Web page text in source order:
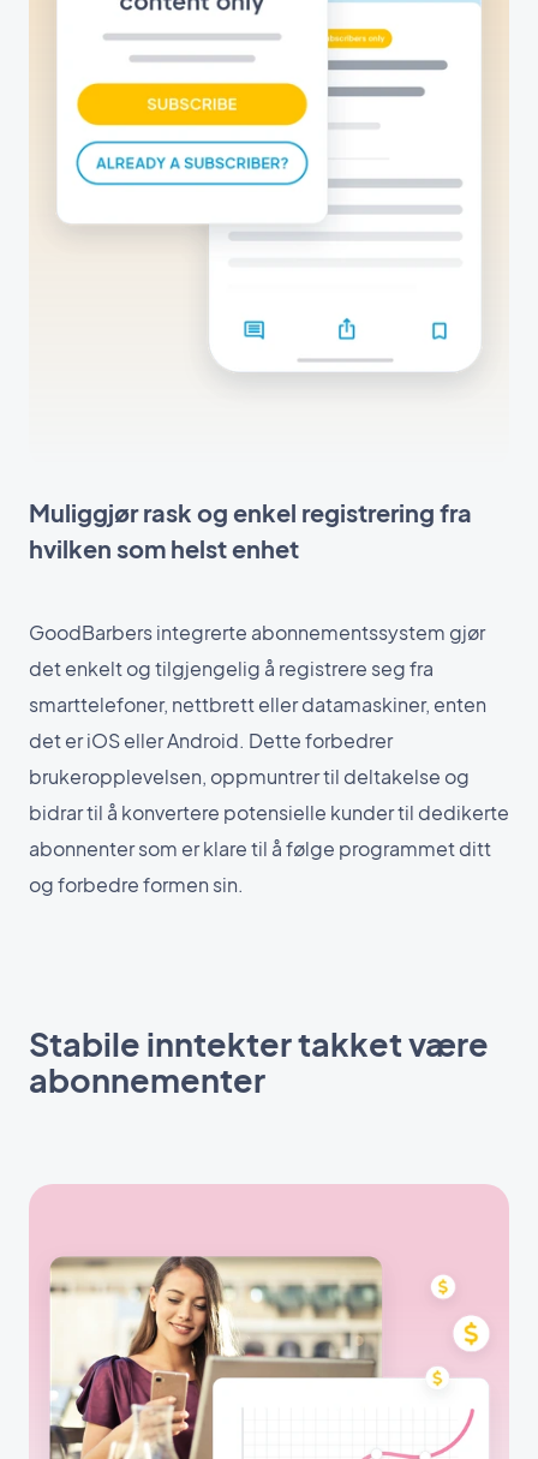
Muliggjør rask og enkel registrering fra
hvilken som helst enhet
GoodBarbers integrerte abonnementssystem gjør
det enkelt og tilgjengelig å registrere seg fra
smarttelefoner, nettbrett eller datamaskiner, enten
det er iOS eller Android. Dette forbedrer
brukeropplevelsen, oppmuntrer til deltakelse og
bidrar til å konvertere potensielle kunder til dedikerte
abonnenter som er klare til å følge programmet ditt
og forbedre formen sin.
Stabile inntekter takket være
abonnementer